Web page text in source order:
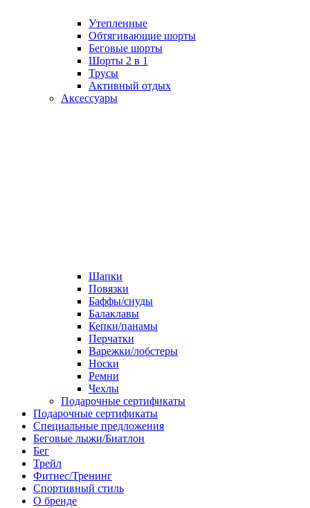
Утепленные
Обтягивающие шорты
Беговые шорты
Шорты 2 в 1
Трусы
Активный отдых
Аксессуары
Шапки
Повязки
Баффы/снуды
Балаклавы
Кепки/панамы
Перчатки
Варежки/лобстеры
Носки
Ремни
Чехлы
Подарочные сертификаты
Подарочные сертификаты
Специальные предложения
Беговые лыжи/Биатлон
Бег
Трейл
Фитнес/Тренинг
Спортивный стиль
О бренде